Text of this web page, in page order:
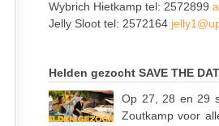
Wybrich Hietkamp tel: 2572899
Jelly Sloot tel: 2572164
Helden gezocht SAVE THE
Op 27, 28 en 29
Zoutkamp voor